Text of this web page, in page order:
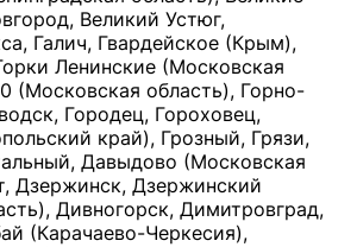
Великий Устюг,
Галич, Гвардейское (Крым),
Ленинские (Московская
(Московская область), Горно-
Городец, Гороховец,
край), Грозный, Грязи,
Давыдово (Московская
Дзержинск, Дзержинский
Дивногорск, Димитровград,
(Карачаево-Черкесия),